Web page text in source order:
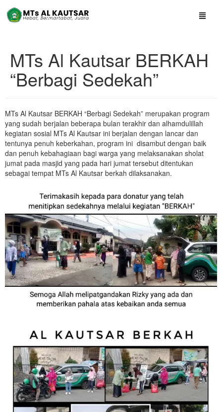
MTs Al Kautsar BERKAH
“Berbagi Sedekah”
MTs Al Kautsar BERKAH “Berbagi Sedekah” merupakan program
yang sudah berjalan beberapa bulan terakhir dan alhamdulillah
kegiatan sosial MTs Al Kautsar ini berjalan dengan lancar dan
tentunya penuh keberkahan, program ini disambut dengan baik
dan penuh kebahagiaan bagi warga yang melaksanakan sholat
jumat pada masjid yang pada hari jumat tersebut ditentukan
sebagai tempat MTs Al Kautsar berkah dilaksanakan.